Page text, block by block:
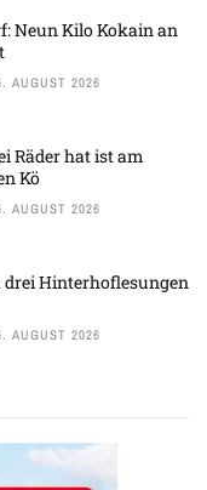
Neun Kilo Kokain an
AUGUST 2026
Räder hat ist am
Kö
AUGUST 2026
drei Hinterhoflesungen
AUGUST 2026